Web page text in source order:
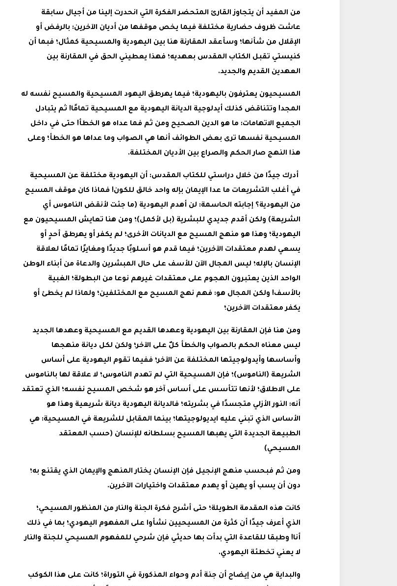
من المفيد أن يتجاوز القارئ المتحضر الفكرة التي انحدرت إلينا من أجيال سابقة
عاشت ظروف حضارية مختلفة فيما يخص موقفها من أديان الآخرين: بالرفض أو
الإقلال من شأنها؛ وسأعقد المقارنة هنا بين اليهودية والمسيحية كمثال؛ فبما أن
كنيستي تقبل الكتاب المقدس بعهديه؛ فهذا يعطيني الحق في المقارنة بين
العهدين القديم والجديد.
المسيحيون يعترفون باليهودية؛ فيما يهرطق اليهود المسيحية والمسيح نفسه له
المجد! وتتناقض كذلك أيدلوجية الديانة اليهودية مع المسيحية تمامًا! ثم يتبادل
الجميع الاتهامات: ما هو الدين الصحيح ومن ثم فما عداه هو الخطأ! حتى في داخل
المسيحية نفسها ترى بعض الطوائف أنها هي الصواب وما عداها هو الخطأ؛ وعلى
هذا النهج صار الحكم والصراع بين الأديان المختلفة.
أدرك جيدًا من خلال دراستي للكتاب المقدس: أن اليهودية مختلفة عن المسيحية
في أغلب التشريعات ما عدا الإيمان بإله واحد خالق للكون! فماذا كان موقف المسيح
من اليهودية؟ إجابته الحاسمة: لن أهدم اليهودية (ما جئت لأنقض الناموس أي
الشريعة) ولكن أقدم جديدي للبشرية (بل لأكمل)؛ ومن هنا تعايش المسيحيون مع
اليهودية؛ وهذا هو منهج المسيح مع الديانات الأخرى؛ لم يكفر أو يهرطق أحدٍ أو
يسعي لهدم معتقدات الآخرين؛ فيما قدم هو أسلوبًا جديدًا ومغايرًا تمامًا لعلاقة
الإنسان بالإله؛ ليس المجال الآن للأسف على حال المبشرين والدعاة من أبناء الوطن
الواحد الذين يعتبرون الهجوم على معتقدات غيرهم نوعا من البطولة؛ الغبية
بالأسف! ولكن المجال هو: فهم نهج المسيح مع المختلفين؛ ولماذا لم يخطئ أو
يكفر معتقدات الآخرين؛
ومن هنا فإن المقارنة بين اليهودية وعهدها القديم مع المسيحية وعهدها الجديد
ليس معناه الحكم بالصواب والخطأ كلٌ على الآخر؛ ولكن لكل ديانة منهجها
وأساسها وأيدولوجيتها المختلفة عن الآخر؛ ففيما تقوم اليهودية على أساس
الشريعة (الناموس)؛ فإن المسيحية التي لم تهدم الناموس؛ لا علاقة لها بالناموس
على الاطلاق؛ لأنها تتأسس على أساس آخر هو شخص المسيح نفسه؛ الذي تعتقد
أنه: النور الأزلي متجسدًا في بشريته؛ فالديانة اليهودية ديانة شريعية وهذا هو
الأساس الذي تبني عليه ايديولوجيتها؛ بينما المقابل للشريعة في المسيحية: هي
الطبيعة الجديدة التي يهبها المسيح بسلطانه للإنسان (حسب المعتقد
المسيحي)
ومن ثم فبحسب منهج الإنجيل فإن الإنسان يختار المنهج والإيمان الذي يقتنع به؛
دون أن يسب أو يهين أو يهدم معتقدات واختيارات الآخرين.
كانت هذه المقدمة الطويلة؛ حتى أشرح فكرة الجنة والنار من المنظور المسيحي؛
الذي أعرف جيدًا أن كثرة من المسيحيين نشأوا على المفهوم اليهودي؛ بما في ذلك
أنا! وطبقا للقاعدة التي بدأت بها حديثي فإن شرحي للمفهوم المسيحي للجنة والنار
لا يعني تخطئة اليهودي.
والبداية هي من إيضاح أن جنة أدم وحواء المذكورة في التوراة؛ كانت على هذا الكوكب